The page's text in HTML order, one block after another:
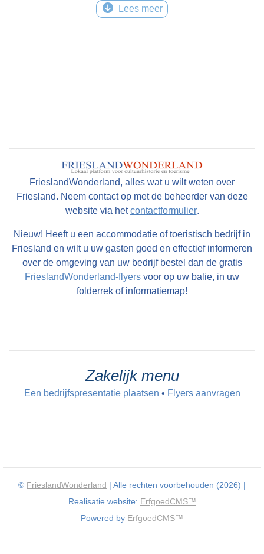
Lees meer
FrieslandWonderland, alles wat u wilt weten over
Friesland. Neem contact op met de beheerder van deze
website via hetcontactformulier.
Nieuw! Heeft u een accommodatie of toeristisch bedrijf in
Friesland en wilt u uw gasten goed en effectief informeren
over de omgeving van uw bedrijf bestel dan de gratis
FrieslandWonderland-flyers voor op uw balie, in uw
folderrek of informatiemap!
Zakelijk menu
Een bedrijfspresentatie plaatsen • Flyers aanvragen
© FrieslandWonderland | Alle rechten voorbehouden (2026) |
Realisatie website: ErfgoedCMS™
Powered by ErfgoedCMS™